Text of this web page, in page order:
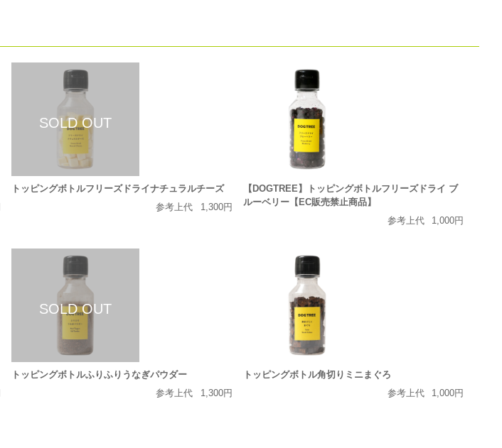
トッピングボトルフリーズドライナチュラルチーズ
参考上代
1,300円
【DOGTREE】トッピングボトルフリーズドライ ブ
ルーベリー【EC販売禁止商品】
参考上代
1,000円
トッピングボトルふりふりうなぎパウダー
参考上代
1,300円
トッピングボトル角切りミニまぐろ
参考上代
1,000円